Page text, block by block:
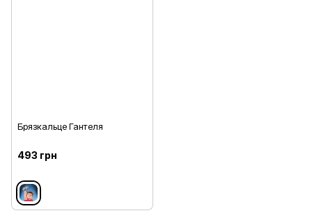
Брязкальце Гантеля
493 грн